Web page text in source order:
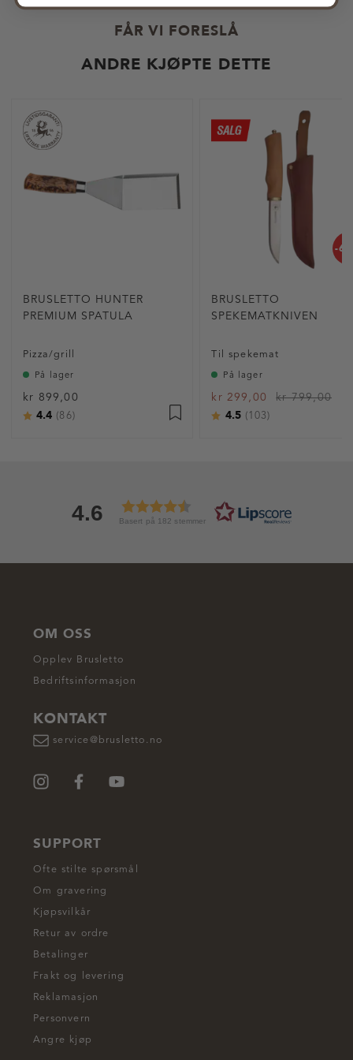
u
i
FÅR VI FORESLÅ
ANDRE KJØPTE DETTE
BRUSLETTO HUNTER
PREMIUM SPATULA
Pizza/grill
På lager
kr 899,00
Karakter:
4.4 (86)
-
BRUSLETTO
SPEKEMATKNIVEN
Til spekemat
På lager
kr 299,00
kr 799,00
Karakter:
4.5(103)
4.6 Basert på 182 stemmer
OM OSS
Opplev Brusletto
Bedriftsinformasjon
KONTAKT
service@brusletto.no
SUPPORT
Ofte stilte spørsmål
Om gravering
Kjøpsvilkår
Retur av ordre
Betalinger
Frakt og levering
Reklamasjon
Personvern
Angre kjøp